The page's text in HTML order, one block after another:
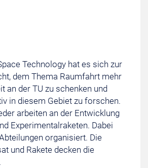
Technology hat es sich zur
dem Thema Raumfahrt mehr
an der TU zu schenken und
in diesem Gebiet zu forschen.
arbeiten an der Entwicklung
Experimentalraketen. Dabei
organisiert. Die
und Rakete decken die